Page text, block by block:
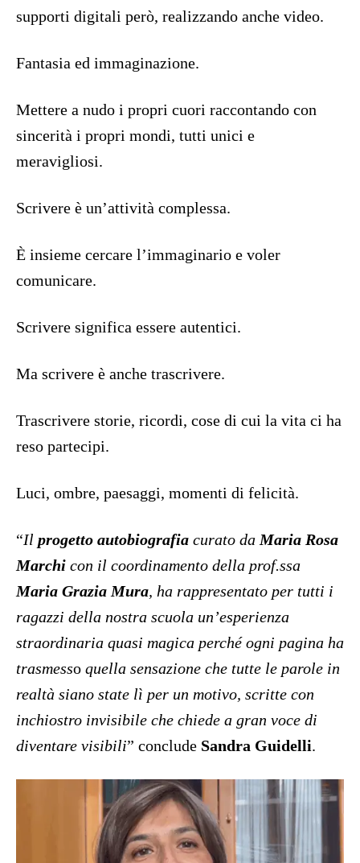
supporti digitali però, realizzando anche video.
Fantasia ed immaginazione.
Mettere a nudo i propri cuori raccontando con
sincerità i propri mondi, tutti unici e
meravigliosi.
Scrivere è un’attività complessa.
È insieme cercare l’immaginario e voler
comunicare.
Scrivere significa essere autentici.
Ma scrivere è anche trascrivere.
Trascrivere storie, ricordi, cose di cui la vita ci ha
reso partecipi.
Luci, ombre, paesaggi, momenti di felicità.
“Il progetto autobiografia curato da Maria Rosa
Marchi con il coordinamento della prof.ssa
Maria Grazia Mura, ha rappresentato per tutti i
ragazzi della nostra scuola un’esperienza
straordinaria quasi magica perché ogni pagina ha
trasmesso quella sensazione che tutte le parole in
realtà siano state lì per un motivo, scritte con
inchiostro invisibile che chiede a gran voce di
diventare visibili” conclude Sandra Guidelli.